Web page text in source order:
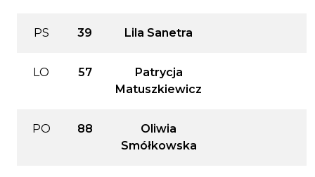
PS 39 Lila Sanetra
LO 57
Patrycja
Matuszkiewicz
PO 88
Oliwia
Smółkowska